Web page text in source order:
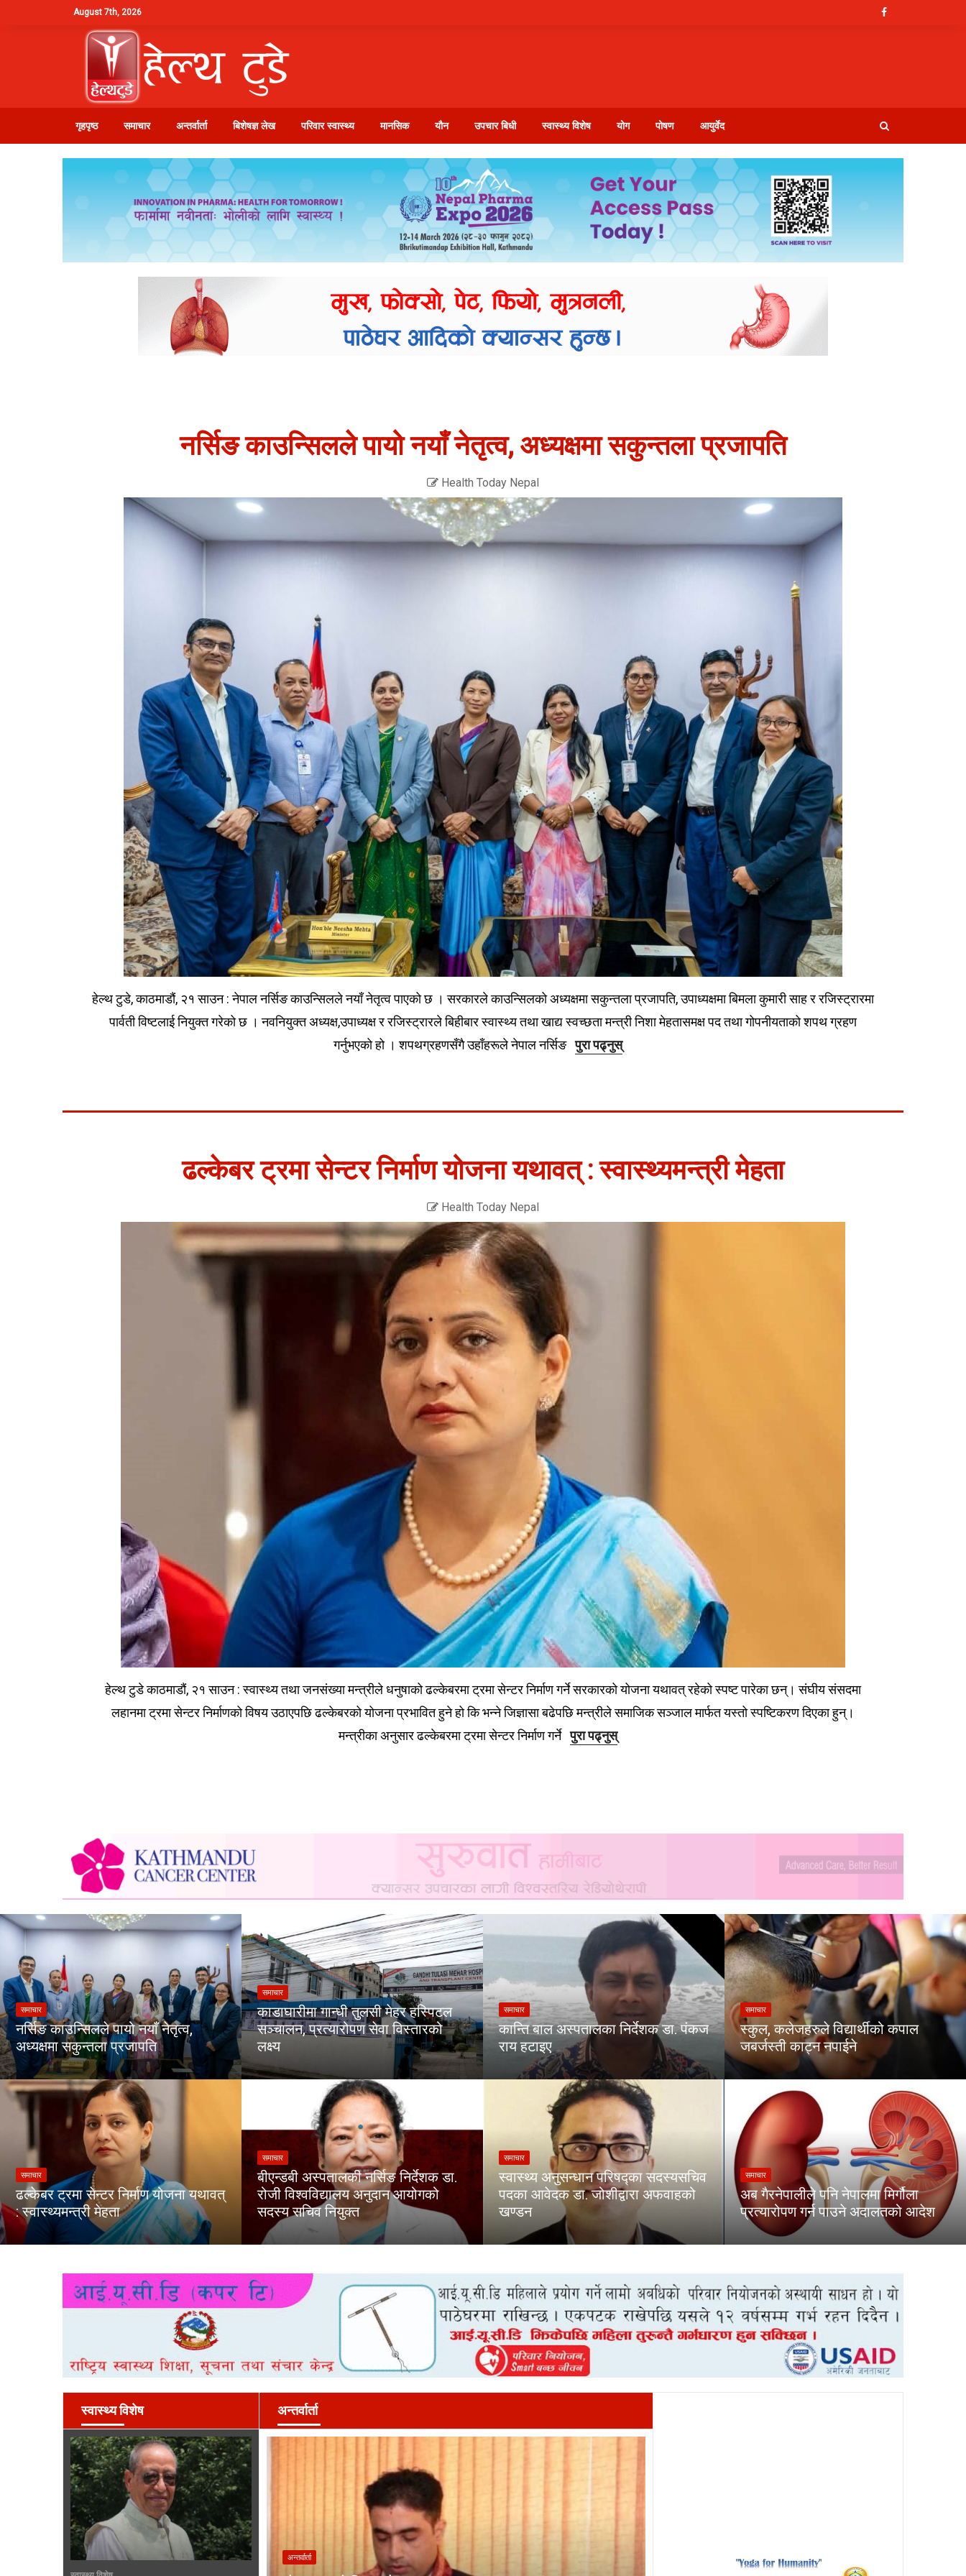
August 7th, 2026
गृहपृष्ठ समाचार अन्तर्वार्ता बिशेषज्ञ लेख परिवार स्वास्थ्य मानसिक यौन उपचार बिधी स्वास्थ्य विशेष योग पोषण आयुर्वेद
नर्सिङ काउन्सिलले पायो नयाँ नेतृत्व, अध्यक्षमा सकुन्तला प्रजापति
Health Today Nepal
हेल्थ टुडे, काठमाडौं, २१ साउन : नेपाल नर्सिङ काउन्सिलले नयाँ नेतृत्व पाएको छ । सरकारले काउन्सिलको अध्यक्षमा सकुन्तला प्रजापति, उपाध्यक्षमा बिमला कुमारी साह र रजिस्ट्रारमा
पार्वती विष्टलाई नियुक्त गरेको छ । नवनियुक्त अध्यक्ष,उपाध्यक्ष र रजिस्ट्रारले बिहीबार स्वास्थ्य तथा खाद्य स्वच्छता मन्त्री निशा मेहतासमक्ष पद तथा गोपनीयताको शपथ ग्रहण
गर्नुभएको हो । शपथग्रहणसँगै उहाँहरूले नेपाल नर्सिङपुरा पढ्नुस्
ढल्केबर ट्रमा सेन्टर निर्माण योजना यथावत् : स्वास्थ्यमन्त्री मेहता
Health Today Nepal
हेल्थ टुडे काठमाडौं, २१ साउन : स्वास्थ्य तथा जनसंख्या मन्त्रीले धनुषाको ढल्केबरमा ट्रमा सेन्टर निर्माण गर्ने सरकारको योजना यथावत् रहेको स्पष्ट पारेका छन्। संघीय संसदमा
लहानमा ट्रमा सेन्टर निर्माणको विषय उठाएपछि ढल्केबरको योजना प्रभावित हुने हो कि भन्ने जिज्ञासा बढेपछि मन्त्रीले समाजिक सञ्जाल मार्फत यस्तो स्पष्टिकरण दिएका हुन्।
मन्त्रीका अनुसार ढल्केबरमा ट्रमा सेन्टर निर्माण गर्नेपुरा पढ्नुस्
समाचार
नर्सिङ काउन्सिलले पायो नयाँ नेतृत्व,
अध्यक्षमा सकुन्तला प्रजापति
समाचार
ढल्केबर ट्रमा सेन्टर निर्माण योजना यथावत्
: स्वास्थ्यमन्त्री मेहता
समाचार
काडाघारीमा गान्धी तुलसी मेहर हस्पिटल
सञ्चालन, प्रत्यारोपण सेवा विस्तारको
लक्ष्य
समाचार
बीएन्डबी अस्पतालकी नर्सिङ निर्देशक डा.
रोजी विश्वविद्यालय अनुदान आयोगको
सदस्य सचिव नियुक्त
समाचार
कान्ति बाल अस्पतालका निर्देशक डा. पंकज
राय हटाइए
समाचार
स्वास्थ्य अनुसन्धान परिषद्का सदस्यसचिव
पदका आवेदक डा. जोशीद्वारा अफवाहको
खण्डन
समाचार
स्कुल, कलेजहरुले विद्यार्थीको कपाल
जबर्जस्ती काट्न नपाईने
समाचार
अब गैरनेपालीले पनि नेपालमा मिर्गौला
प्रत्यारोपण गर्न पाउने अदालतको आदेश
अन्तर्वार्ता
अन्तर्वार्ता
स्वास्थ्य विशेष